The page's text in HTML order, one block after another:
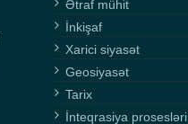
Ətraf mühit
İnkişaf
Xarici siyasət
Geosiyasət
Tarix
İnteqrasiya prosesləri